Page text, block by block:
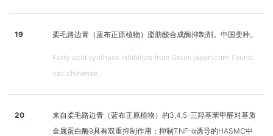
19 柔毛路边青（蓝布正原植物）脂肪酸合成酶抑制剂。中国变种。
Fatty acid synthase inhibitors from Geum japonicum Thunb.
var. chinense.
20
来自柔毛路边青（蓝布正原植物）的3,4,5-三羟基苯甲醛对基质
金属蛋白酶9具有双重抑制作用；抑制TNF-α诱导的HASMC中